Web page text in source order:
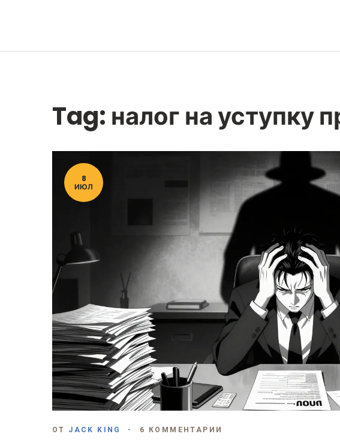
Tag: налог на уступку
8
ИЮЛ
ОТ JACK KING 6 КОММЕНТАРИИ